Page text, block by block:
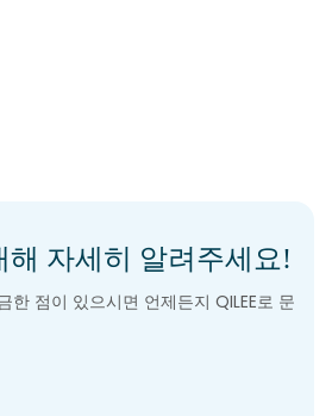
해 자세히 알려주세요!
한 점이 있으시면 언제든지 QILEE로 문